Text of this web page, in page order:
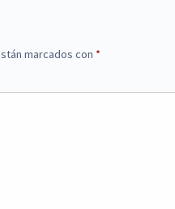
marcados con *